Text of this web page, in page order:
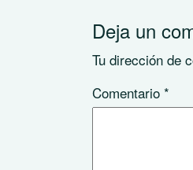
Deja un
Tu dirección de
Comentario *